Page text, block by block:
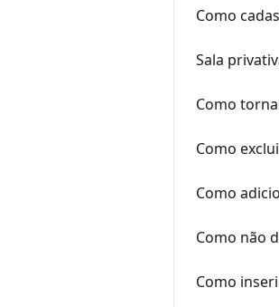
Como
Sala
Como
Como
Como
Como não
Como